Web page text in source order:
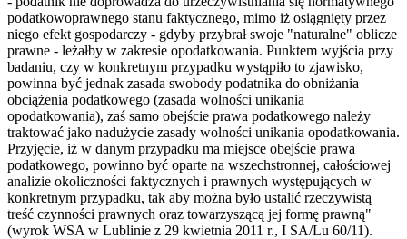
podatkowoprawnego stanu faktycznego, mimo iż osiągnięty przez
niego efekt gospodarczy - gdyby przybrał swoje "naturalne" oblicze
prawne - leżałby w zakresie opodatkowania. Punktem wyjścia przy
badaniu, czy w konkretnym przypadku wystąpiło to zjawisko,
powinna być jednak zasada swobody podatnika do obniżania
obciążenia podatkowego (zasada wolności unikania
opodatkowania), zaś samo obejście prawa podatkowego należy
traktować jako nadużycie zasady wolności unikania opodatkowania.
Przyjęcie, iż w danym przypadku ma miejsce obejście prawa
podatkowego, powinno być oparte na wszechstronnej, całościowej
analizie okoliczności faktycznych i prawnych występujących w
konkretnym przypadku, tak aby można było ustalić rzeczywistą
treść czynności prawnych oraz towarzyszącą jej formę prawną"
(wyrok WSA w Lublinie z 29 kwietnia 2011 r., I SA/Lu 60/11).